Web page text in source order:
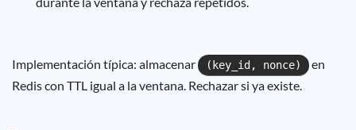
Implementación típica: almacenar (key_id, nonce)
en
Redis con TTL igual a la ventana. Rechazar si ya existe.